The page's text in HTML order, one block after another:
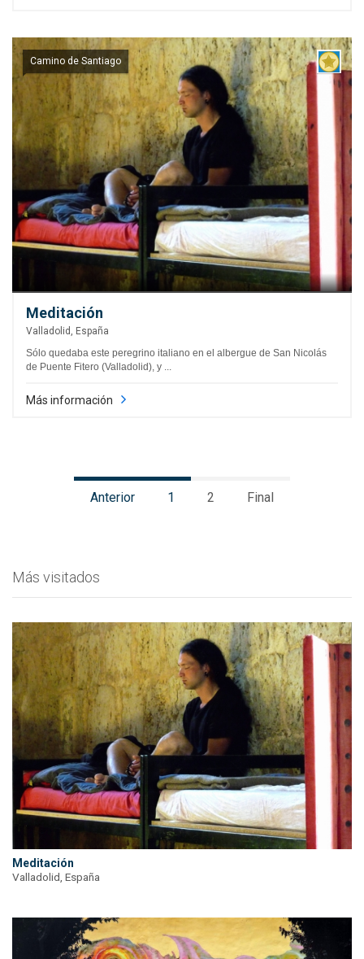
Camino de Santiago
Meditación
Valladolid, España
Sólo quedaba este peregrino italiano en el albergue de San Nicolás
de Puente Fitero (Valladolid), y ...
Más información
Anterior 1 2 Final
Más visitados
Meditación
Valladolid, España